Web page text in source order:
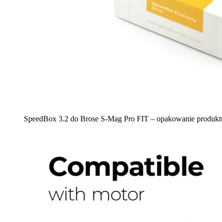
SpeedBox 3.2 do Brose S-Mag Pro FIT – opakowanie